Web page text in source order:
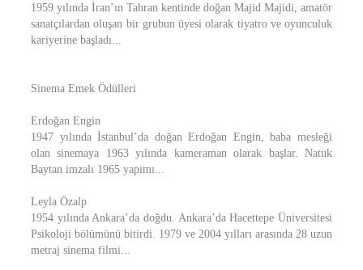
1959 yılında İran’ın Tahran kentinde doğan Majid Majidi, amatör
sanatçılardan oluşan bir grubun üyesi olarak tiyatro ve oyunculuk
kariyerine başladı...
Sinema Emek Ödülleri
Erdoğan Engin
1947 yılında İstanbul’da doğan Erdoğan Engin, baba mesleği
olan sinemaya 1963 yılında kameraman olarak başlar. Natuk
Baytan imzalı 1965 yapımı...
Leyla Özalp
1954 yılında Ankara’da doğdu. Ankara’da Hacettepe Üniversitesi
Psikoloji bölümünü bitirdi. 1979 ve 2004 yılları arasında 28 uzun
metraj sinema filmi...